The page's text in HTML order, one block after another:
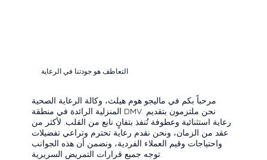
التعاطف هو جودتنا في الرعاية
مرحباً بكم في ماليجو هوم هيلث، وكالة الرعاية الصحية
المنزلية الرائدة في منطقة DMV. نحن ملتزمون بتقديم
رعاية استثنائية وعطوفة تُنفذ بتفانٍ نابع من القلب. لأكثر من
عقد من الزمان، ونحن نقدم رعاية تحترم وتراعي تفضيلات
واحتياجات وقيم العملاء الفردية، ونضمن أن هذه الجوانب
توجه جميع قرارات التمريض السريرية.